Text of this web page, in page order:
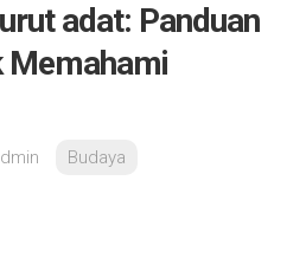
adat: Panduan
Memahami
Budaya